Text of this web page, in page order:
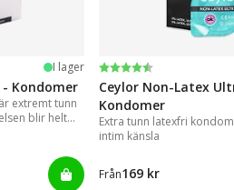
I lager
Kondomer
extremt tunn
blir helt
Betyg:
4.3 utav 5 stjärnor
Ceylor Non-Latex
Kondomer
Extra tunn latexfri
intim känsla
Från169 kr